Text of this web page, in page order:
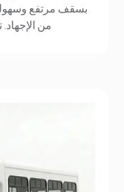
بسقف مرتفع
من الإجهاد.